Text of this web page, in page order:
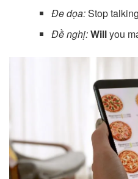
Đe dọa:Stop
Đề nghị:Willyou